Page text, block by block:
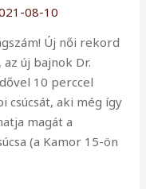
08-10
Új női rekord
új bajnok Dr.
10 perccel
csúcsát, aki még így
magát a
(a Kamor 15-ön